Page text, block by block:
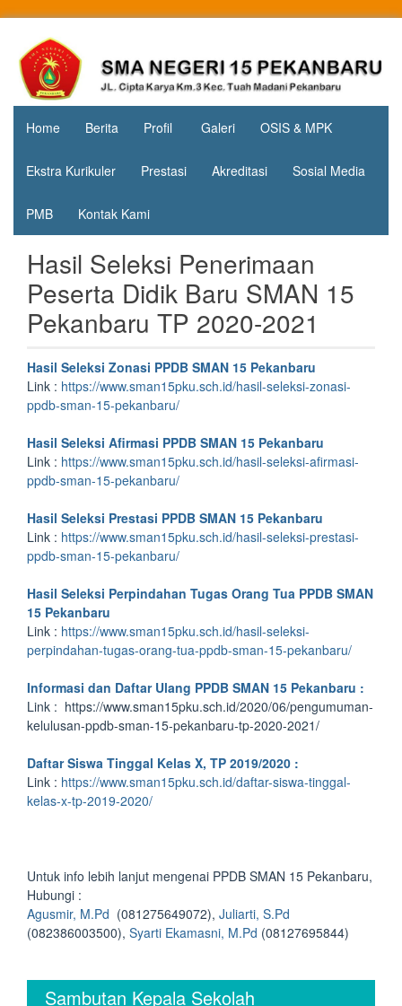
contentSMA
Negeri 15
Pekanbaru
Jl. Cipta
Karya
KM.3, Kec.
Tuah
Madani,
Home Berita Profil Galeri OSIS & MPK
Ekstra Kurikuler Prestasi Akreditasi Sosial Media
PMB Kontak Kami
Hasil Seleksi Penerimaan
Peserta Didik Baru SMAN 15
Pekanbaru TP 2020-2021
Hasil Seleksi Zonasi PPDB SMAN 15 Pekanbaru
Link : https://www.sman15pku.sch.id/hasil-seleksi-zonasi-
ppdb-sman-15-pekanbaru/
Hasil Seleksi Afirmasi PPDB SMAN 15 Pekanbaru
Link : https://www.sman15pku.sch.id/hasil-seleksi-afirmasi-
ppdb-sman-15-pekanbaru/
Hasil Seleksi Prestasi PPDB SMAN 15 Pekanbaru
Link : https://www.sman15pku.sch.id/hasil-seleksi-prestasi-
ppdb-sman-15-pekanbaru/
Hasil Seleksi Perpindahan Tugas Orang Tua PPDB SMAN
15 Pekanbaru
Link : https://www.sman15pku.sch.id/hasil-seleksi-
perpindahan-tugas-orang-tua-ppdb-sman-15-pekanbaru/
Informasi dan Daftar Ulang PPDB SMAN 15 Pekanbaru :
Link : https://www.sman15pku.sch.id/2020/06/pengumuman-
kelulusan-ppdb-sman-15-pekanbaru-tp-2020-2021/
Daftar Siswa Tinggal Kelas X, TP 2019/2020 :
Link : https://www.sman15pku.sch.id/daftar-siswa-tinggal-
kelas-x-tp-2019-2020/
Untuk info lebih lanjut mengenai PPDB SMAN 15 Pekanbaru,
Hubungi :
Agusmir, M.Pd (081275649072), Juliarti, S.Pd
(082386003500), Syarti Ekamasni, M.Pd (08127695844)
Sambutan Kepala Sekolah